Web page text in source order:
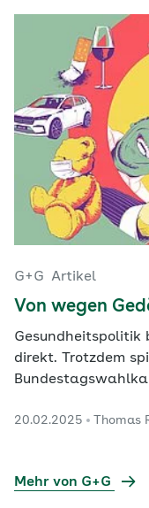
G+G Artikel
Von wegen
direkt. Trotzdem
Lösungen für viele
20.02.2025
Mehr von G+G